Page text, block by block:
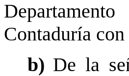
Contaduría
b) De la